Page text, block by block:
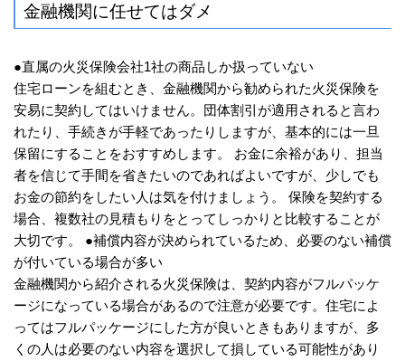
金融機関に任せてはダメ
●直属の火災保険会社1社の商品しか扱っていない
住宅ローンを組むとき、金融機関から勧められた火災保険を
安易に契約してはいけません。団体割引が適用されると言わ
れたり、手続きが手軽であったりしますが、基本的には一旦
保留にすることをおすすめします。 お金に余裕があり、担当
者を信じて手間を省きたいのであればよいですが、少しでも
お金の節約をしたい人は気を付けましょう。 保険を契約する
場合、複数社の見積もりをとってしっかりと比較することが
大切です。 ●補償内容が決められているため、必要のない補償
が付いている場合が多い
金融機関から紹介される火災保険は、契約内容がフルパッケ
ージになっている場合があるので注意が必要です。住宅によ
ってはフルパッケージにした方が良いときもありますが、多
くの人は必要のない内容を選択して損している可能性があり